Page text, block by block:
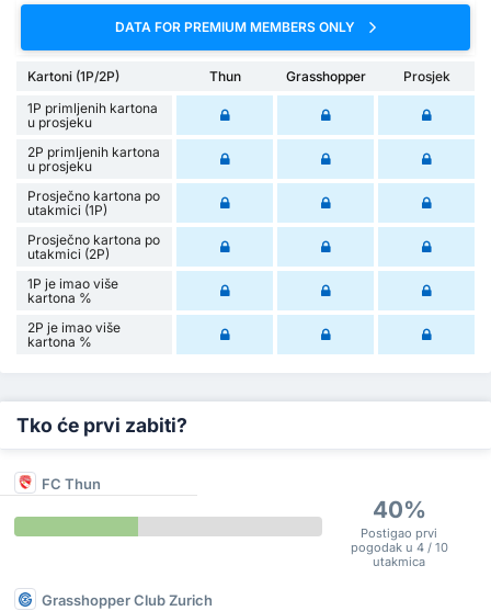
DATA FOR PREMIUM MEMBERS ONLY
Kartoni (1P/2P) Thun Grasshopper
Prosjek
1P primljenih kartona
u prosjeku
2P primljenih kartona
u prosjeku
Prosječno kartona po
utakmici (1P)
Prosječno kartona po
utakmici (2P)
1P je imao više
kartona %
2P je imao više
kartona %
Tko će prvi zabiti?
FC Thun
40%
Postigao prvi
pogodak u 4 / 10
utakmica
Grasshopper Club Zurich